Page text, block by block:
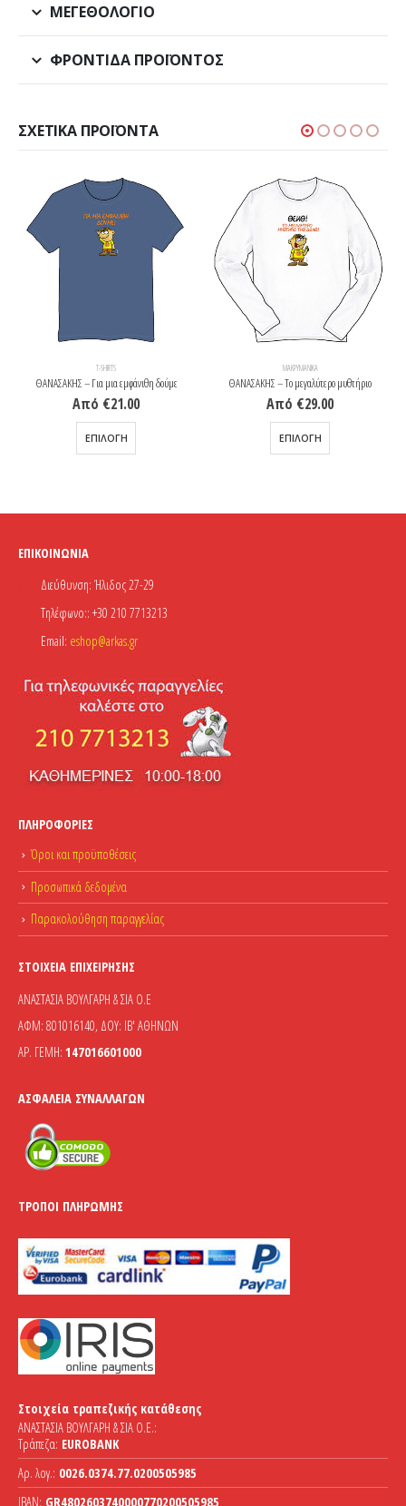
ΜΕΓΕΘΟΛΌΓΙΟ
ΦΡΟΝΤΊΔΑ ΠΡΟΪΌΝΤΟΣ
ΣΧΕΤΙΚΆ ΠΡΟΪΌΝΤΑ
T-SHIRTS
ΘΑΝΑΣΑΚΗΣ – Για μια εμφάνιθη δούμε
Από €21.00
ΕΠΙΛΟΓΉ
Αυτό το προϊόν έχει πολλαπλές παραλλαγές. Οι επιλογές μπορούν να επιλεγούν στη σελίδα του προϊόντος
ΜΑΚΡΥΜΆΝΙΚΑ
ΘΑΝΑΣΑΚΗΣ – Το μεγαλύτερο μυθτήριο
Από €29.00
ΕΠΙΛΟΓΉ
Αυτό το προϊόν έχει πολλαπλές παραλλαγές. Οι επιλογές μπορούν να επιλεγούν στη σελίδα του προϊόντος
ΕΠΙΚΟΙΝΩΝΊΑ
Διεύθυνση: Ήλιδος 27-29
Τηλέφωνο:: +30 210 7713213
Email: eshop@arkas.gr
ΠΛΗΡΟΦΟΡΊΕΣ
Όροι και προϋποθέσεις
Προσωπικά δεδομένα
Παρακολούθηση παραγγελίας
ΣΤΟΙΧΕΊΑ ΕΠΙΧΕΊΡΗΣΗΣ
ΑΝΑΣΤΑΣΙΑ ΒΟΥΛΓΑΡΗ & ΣΙΑ Ο.Ε
ΑΦΜ: 801016140, ΔΟΥ: ΙΒ' ΑΘΗΝΩΝ
ΑΡ. ΓΕΜΗ: 147016601000
ΑΣΦΆΛΕΙΑ ΣΥΝΑΛΛΑΓΏΝ
ΤΡΌΠΟΙ ΠΛΗΡΩΜΉΣ
Στοιχεία τραπεζικής κατάθεσης
ΑΝΑΣΤΑΣΙΑ ΒΟΥΛΓΑΡΗ & ΣΙΑ Ο.Ε.:
Τράπεζα: EUROBANK
Αρ. λογ.: 0026.0374.77.0200505985
IBAN: GR4802603740000770200505985